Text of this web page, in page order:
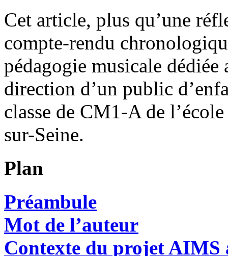
Cet article, plus qu’une
compte-rendu
pédagogie musicale
direction d’un public
classe de CM1-A de
sur-Seine.
Plan
Préambule
Mot de l’auteur
Contexte du projet AIMS